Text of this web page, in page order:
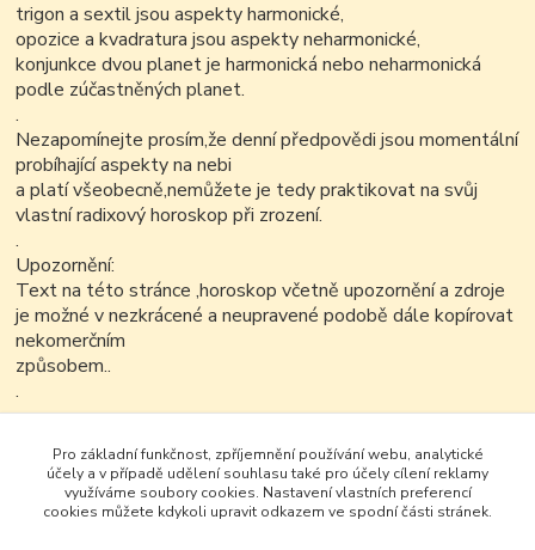
trigon a sextil jsou aspekty harmonické,
opozice a kvadratura jsou aspekty neharmonické,
konjunkce dvou planet je harmonická nebo neharmonická
podle zúčastněných planet.
.
Nezapomínejte prosím,že denní předpovědi jsou momentální
probíhající aspekty na nebi
a platí všeobecně,nemůžete je tedy praktikovat na svůj
vlastní radixový horoskop při zrození.
.
Upozornění:
Text na této stránce ,horoskop včetně upozornění a zdroje
je možné v nezkrácené a neupravené podobě dále kopírovat
nekomerčním
způsobem..
.
.
Pro základní funkčnost, zpříjemnění používání webu, analytické
účely a v případě udělení souhlasu také pro účely cílení reklamy
využíváme soubory cookies. Nastavení vlastních preferencí
cookies můžete kdykoli upravit odkazem ve spodní části stránek.